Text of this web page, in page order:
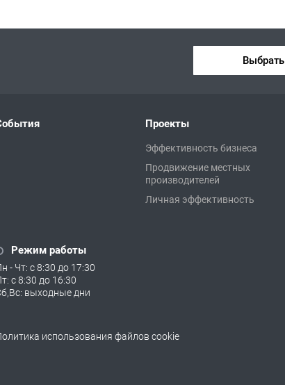
Выбрать
Проекты
Эффективность бизнеса
Продвижение местных
производителей
Личная эффективность
Режим работы
- Чт: с 8:30 до 17:30
с 8:30 до 16:30
выходные дни
использования файлов cookie